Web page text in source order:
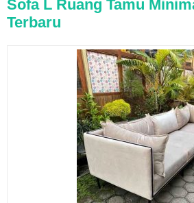
Sofa L Ruang Tamu
Terbaru